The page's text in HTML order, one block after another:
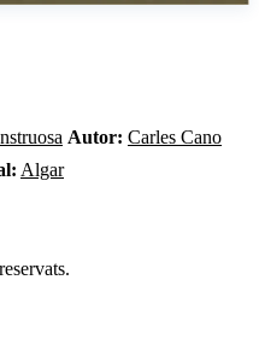
Autor: Carles Cano
Algar